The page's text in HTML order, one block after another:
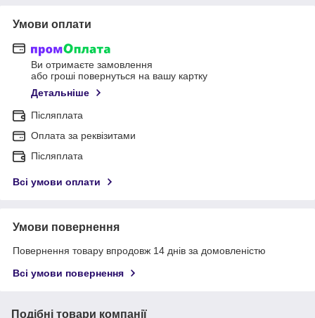
Умови оплати
Ви отримаєте замовлення
або гроші повернуться на вашу картку
Детальніше
Післяплата
Оплата за реквізитами
Післяплата
Всі умови оплати
Умови повернення
Повернення товару впродовж 14 днів за домовленістю
Всі умови повернення
Подібні товари компанії